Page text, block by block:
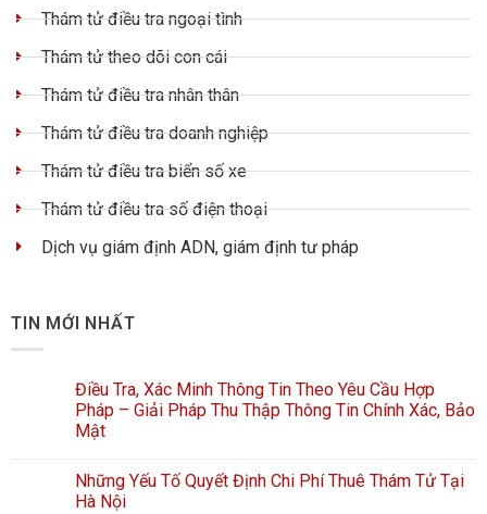
Thám tử điều tra ngoại tình
Thám tử theo dõi con cái
Thám tử điều tra nhân thân
Thám tử điều tra doanh nghiệp
Thám tử điều tra biển số xe
Thám tử điều tra số điện thoại
Dịch vụ giám định ADN, giám định tư pháp
TIN MỚI NHẤT
Điều Tra, Xác Minh Thông Tin Theo Yêu Cầu Hợp
Pháp – Giải Pháp Thu Thập Thông Tin Chính Xác, Bảo
Mật
Những Yếu Tố Quyết Định Chi Phí Thuê Thám Tử Tại
Hà Nội